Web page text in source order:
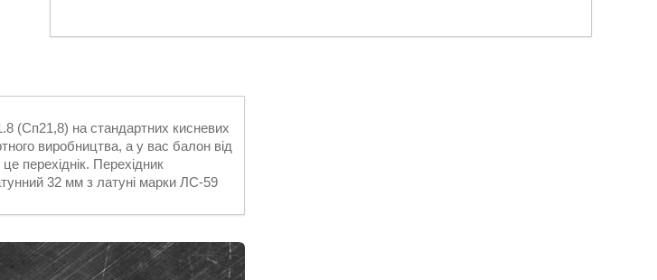
(Сп21,8) на стандартних кисневих
виробництва, а у вас балон від
перехіднік. Перехідник
32 мм з латуні марки ЛС-59